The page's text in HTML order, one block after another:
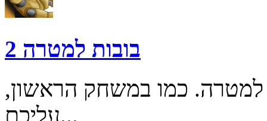
בובות למטרה 2
כמו במשחק הראשון,
עליכם...